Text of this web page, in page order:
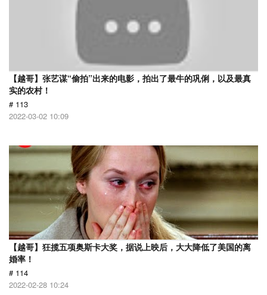
【越哥】张艺谋“偷拍”出来的电影，拍出了最牛的巩俐，以及最真
实的农村！
# 113
2022-03-02 10:09
【越哥】狂揽五项奥斯卡大奖，据说上映后，大大降低了美国的离
婚率！
# 114
2022-02-28 10:24